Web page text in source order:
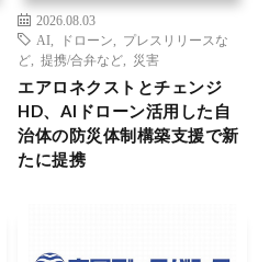
2026.08.03
AI
ドローン
プレスリリースな
ど
提携/合弁など 災害
エアロネクストとチェンジ
HD、AIドローン活用した自
治体の防災体制構築支援で新
たに提携